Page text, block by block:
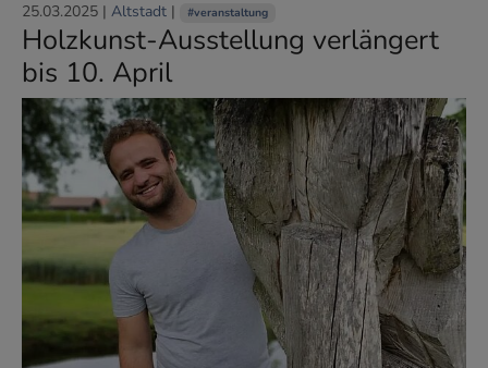
25.03.2025 | Altstadt | #veranstaltung
Holzkunst-Ausstellung verlängert
bis 10. April